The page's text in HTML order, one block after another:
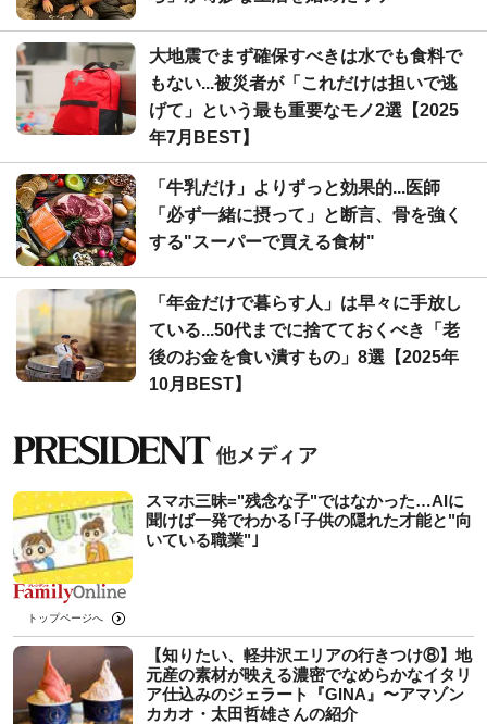
大地震でまず確保すべきは水でも食料で
もない...被災者が「これだけは担いで逃
げて」という最も重要なモノ2選【2025
年7月BEST】
「牛乳だけ」よりずっと効果的...医師
「必ず一緒に摂って」と断言、骨を強く
する"スーパーで買える食材"
「年金だけで暮らす人」は早々に手放し
ている...50代までに捨てておくべき「老
後のお金を食い潰すもの」8選【2025年
10月BEST】
スマホ三昧="残念な子"ではなかった…AIに
聞けば一発でわかる｢子供の隠れた才能と"向
いている職業"｣
トップページへ
【知りたい、軽井沢エリアの行きつけ⑧】地
元産の素材が映える濃密でなめらかなイタリ
ア仕込みのジェラート『GINA』〜アマゾン
カカオ・太田哲雄さんの紹介